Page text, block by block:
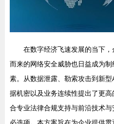
在数字经济飞速发展的当下
而来的网络安全威胁也日益成为
素。从数据泄露、勒索攻击到新
据机密以及业务连续性提出了更
合专业法律合规支持与前沿技术
必选项。本方案旨在为企业提供